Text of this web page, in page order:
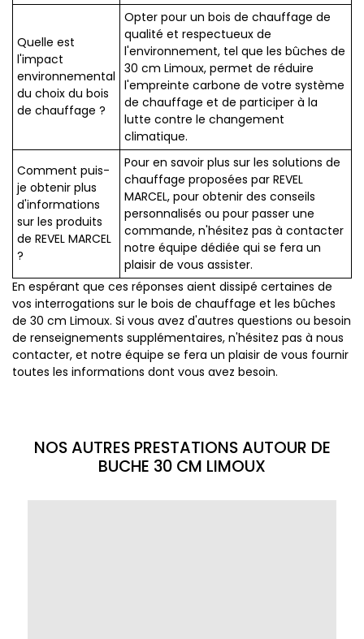
Quelle est
l'impact
environnemental
du choix du bois
de chauffage ?
Opter pour un bois de chauffage de
qualité et respectueux de
l'environnement, tel que les bûches de
30 cm Limoux, permet de réduire
l'empreinte carbone de votre système
de chauffage et de participer à la
lutte contre le changement
climatique.
Comment puis-
je obtenir plus
d'informations
sur les produits
de REVEL MARCEL
?
Pour en savoir plus sur les solutions de
chauffage proposées par REVEL
MARCEL, pour obtenir des conseils
personnalisés ou pour passer une
commande, n'hésitez pas à contacter
notre équipe dédiée qui se fera un
plaisir de vous assister.
En espérant que ces réponses aient dissipé certaines de
vos interrogations sur le bois de chauffage et les bûches
de 30 cm Limoux. Si vous avez d'autres questions ou besoin
de renseignements supplémentaires, n'hésitez pas à nous
contacter, et notre équipe se fera un plaisir de vous fournir
toutes les informations dont vous avez besoin.
NOS AUTRES PRESTATIONS AUTOUR DE
BUCHE 30 CM LIMOUX